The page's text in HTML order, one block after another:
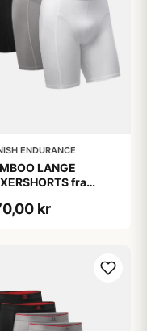
ENDURANCE
LANGE
fra
Rød | Grå | Hvid 3-
kr